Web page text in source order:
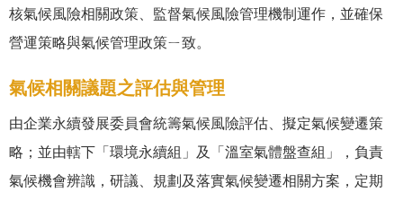
核氣候風險相關政策、監督氣候風險管理機制運作，並確保
營運策略與氣候管理政策ㄧ致。
氣候相關議題之評估與管理
由企業永續發展委員會統籌氣候風險評估、擬定氣候變遷策
略；並由轄下「環境永續組」及「溫室氣體盤查組」，負責
氣候機會辨識，研議、規劃及落實氣候變遷相關方案，定期